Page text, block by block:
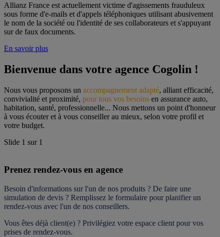
Allianz France est actuellement victime d'agissements frauduleux
sous forme d'e-mails et d'appels téléphoniques utilisant abusivement
le nom de la société ou l'identité de ses collaborateurs et s'appuyant
sur de faux documents.
En savoir plus
Bienvenue dans votre agence Cogolin !
Nous vous proposons un accompagnement adapté, alliant efficacité,
convivialité et proximité, pour tous vos besoins en assurance auto,
habitation, santé, professionnelle... Nous mettons un point d'honneur
à vous écouter et à vous conseiller au mieux, selon votre profil et
votre budget.
Slide 1 sur 1
Prenez rendez-vous en agence
Besoin d'informations sur l'un de nos produits ? De faire une
simulation de devis ? Remplissez le formulaire pour planifier un
rendez-vous avec l'un de nos conseillers.
Vous êtes déjà client(e) ? Privilégiez votre espace client pour vos
prises de rendez-vous.